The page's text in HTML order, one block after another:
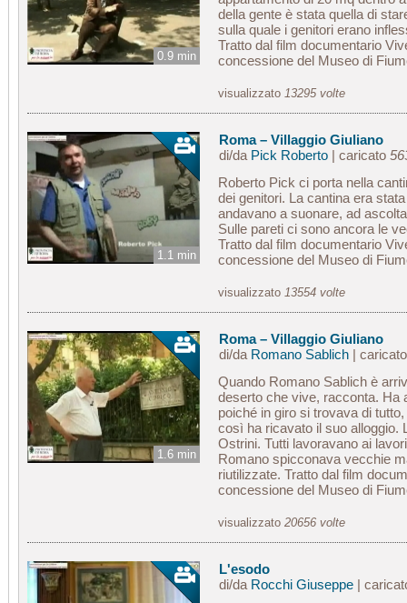
0.9 min
della gente è stata quella di
sulla quale i genitori erano
Tratto dal film documentario
concessione del Museo di
visualizzato 13295 volte
1.1 min
Roma – Villaggio Giuliano
di/da Pick Roberto| caricato
Roberto Pick ci porta nella
dei genitori. La cantina era
andavano a suonare, ad
Sulle pareti ci sono ancora le
Tratto dal film documentario
concessione del Museo di
visualizzato 13554 volte
1.6 min
Roma – Villaggio Giuliano
di/da Romano Sablich|
Quando Romano Sablich è
deserto che vive, racconta. Ha
poiché in giro si trovava di
così ha ricavato il suo alloggio.
Ostrini. Tutti lavoravano ai
Romano spicconava vecchie
riutilizzate. Tratto dal film
concessione del Museo di
visualizzato 20656 volte
L'esodo
di/da Rocchi Giuseppe|